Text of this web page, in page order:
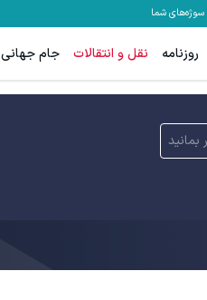
سوژه‌های شما
روزنامه نقل و انتقالات جام جهانی
بمانید